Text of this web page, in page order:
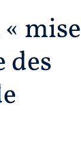
mise
des